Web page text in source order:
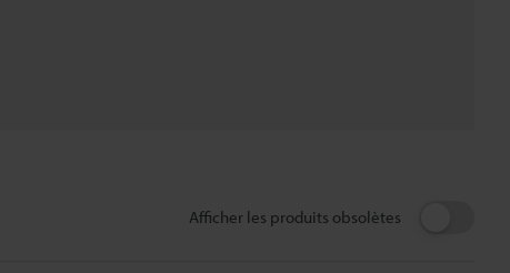
Afficher les produits obsolètes